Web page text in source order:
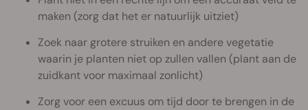
maken (zorg dat het er natuurlijk uitziet)
Zoek naar grotere struiken en andere vegetatie
waarin je planten niet op zullen vallen (plant aan de
zuidkant voor maximaal zonlicht)
Zorg voor een excuus om tijd door te brengen in de